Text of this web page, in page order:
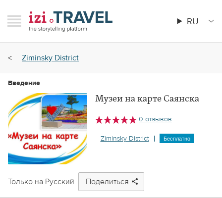
основному
содержанию
Menu
Main
menu
RU
навигации
Ziminsky District
Введение
Музеи на карте Саянска
0 отзывов
Ziminsky District Бесплатно
Только на Русский Поделиться